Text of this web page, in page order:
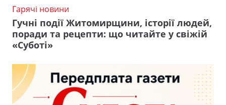
Гарячі новини
Гучні події Житомирщини, історії людей,
поради та рецепти: що читайте у свіжій
«Суботі»